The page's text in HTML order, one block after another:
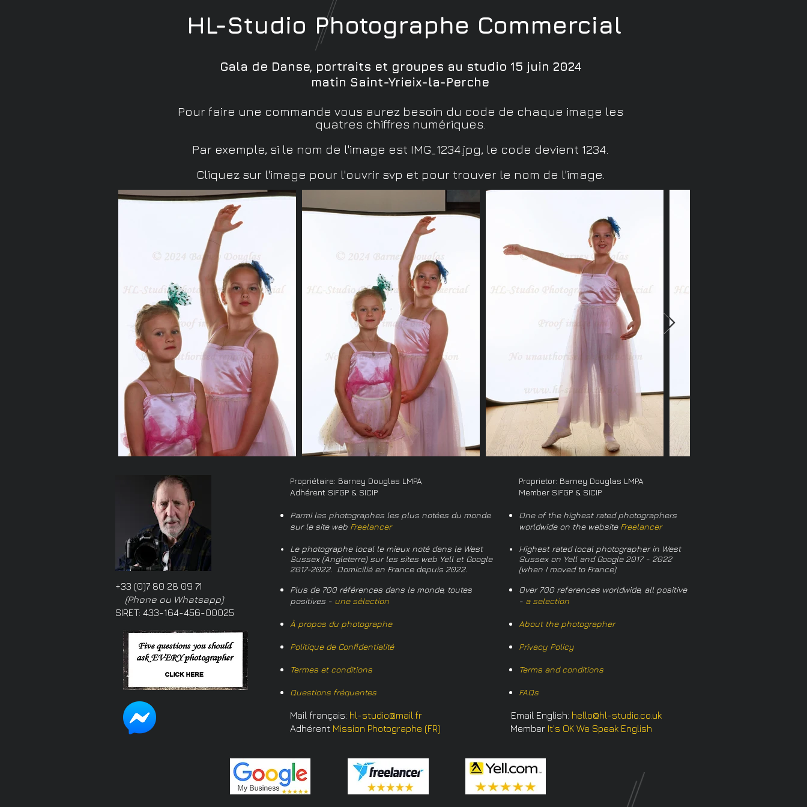
Gala de Danse, portraits et groupes au studio 15 juin 2024
matin Saint-Yrieix-la-Perche
Pour faire une commande vous aurez besoin du code de chaque image les
quatres chiffres numériques.
Par exemple, si le nom de l'image est IMG_1234.jpg, le code devient 1234.
Cliquez sur l'image pour l'ouvrir svp et pour trouver le nom de l'image.
HL-Studio Photographe Commercial
+33 (0)7 80 28 09 71
(Phone ou Whatsapp)
SIRET: 433-164-456-00025
Propriétaire: Barney Douglas LMPA
Adhérent SIFGP & SICIP
Parmi les photographes les plus notées du monde
sur le site web Freelancer
Le photographe local le mieux noté dans le West
Sussex (Angleterre) sur les sites web Yell et Google
2017-2022. Domicilié en France depuis 2022.
Plus de 700 références dans le monde, toutes
positives - une sélection
À propos du photographe
Politique de Confidentialité
Termes et conditions
Questions fréquentes
Proprietor: Barney Douglas LMPA
Member SIFGP & SICIP
One of the highest rated photographers
worldwide on the website Freelancer
Highest rated local photographer in West
Sussex on Yell and Google 2017 - 2022
(when I moved to France)
Over 700 references worldwide, all positive
- a selection
About the photographer
Privacy Policy
Terms and conditions
FAQs
Mail français: hl-studio@mail.fr Email English: hello@hl-studio.co.uk
Adhérent Mission Photographe (FR) Member It's OK We Speak English